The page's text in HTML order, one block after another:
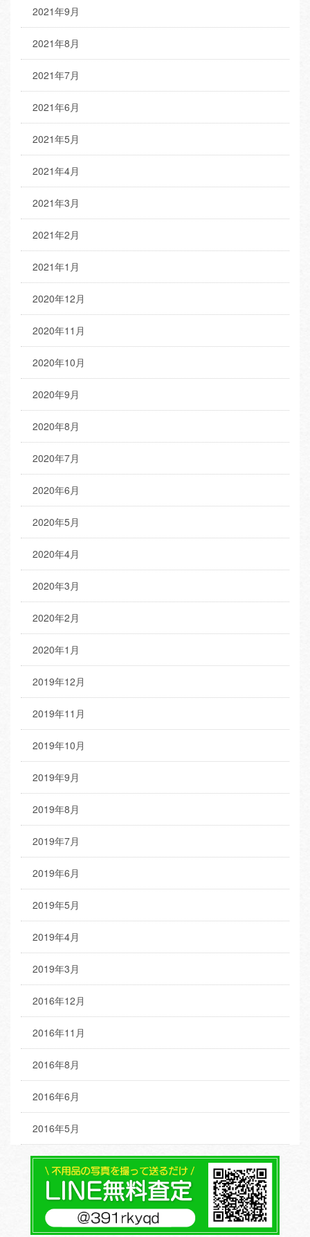
2021年9月
2021年8月
2021年7月
2021年6月
2021年5月
2021年4月
2021年3月
2021年2月
2021年1月
2020年12月
2020年11月
2020年10月
2020年9月
2020年8月
2020年7月
2020年6月
2020年5月
2020年4月
2020年3月
2020年2月
2020年1月
2019年12月
2019年11月
2019年10月
2019年9月
2019年8月
2019年7月
2019年6月
2019年5月
2019年4月
2019年3月
2016年12月
2016年11月
2016年8月
2016年6月
2016年5月